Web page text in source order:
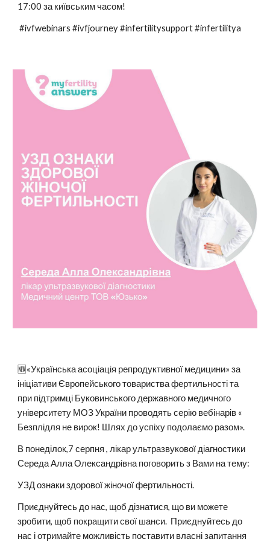
17:00 за київським часом!
#ivfwebinars #ivfjourney #infertilitysupport #infertilitya
🆕«Українська асоціація репродуктивної медицини» за
ініціативи Європейського товариства фертильності та
при підтримці Буковинського державного медичного
університету МОЗ України проводять серію вебінарів «
Безплідля не вирок! Шлях до успіху подолаємо разом».
В понеділок,7 серпня , лікар ультразвукової діагностики
Середа Алла Олександрівна поговорить з Вами на тему:
УЗД ознаки здорової жіночої фертильності.
Приєднуйтесь до нас, щоб дізнатися, що ви можете
зробити, щоб покращити свої шанси. Приєднуйтесь до
нас і отримайте можливість поставити власні запитання